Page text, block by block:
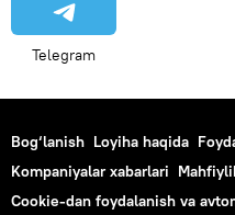
Telegram
Bog‘lanish Loyiha haqida
Kompaniyalar xabarlari
Cookie-dan foydalanish va